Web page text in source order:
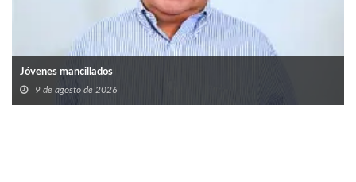
Jóvenes mancillados
9 de agosto de 2026